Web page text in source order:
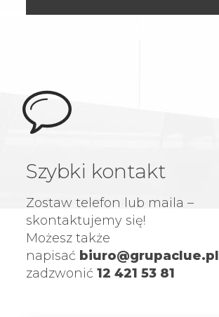
Szybki kontakt
Zostaw telefon lub maila –
skontaktujemy się!
Możesz także
napisać biuro@grupaclue.pl
zadzwonić 12 421 53 81